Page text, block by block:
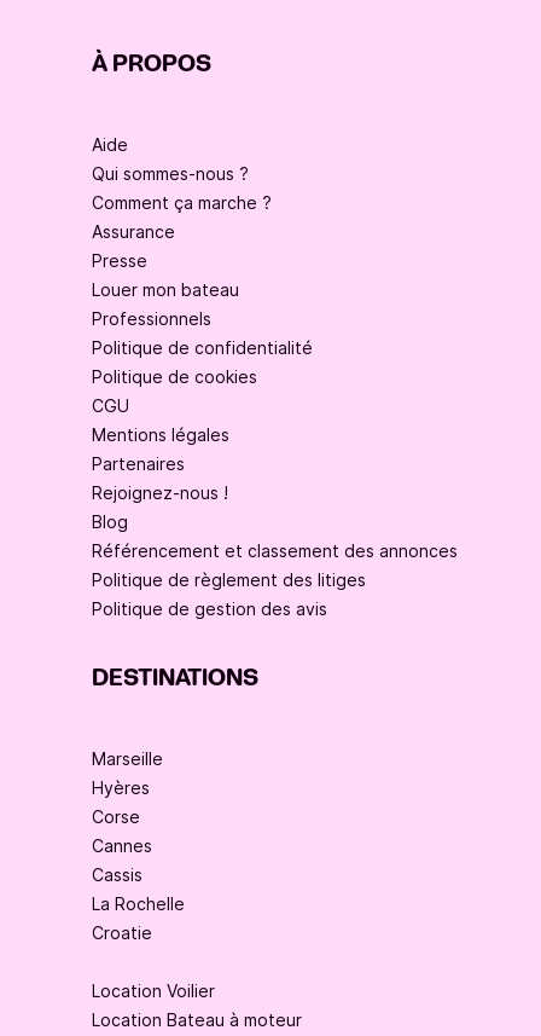
À PROPOS
Aide
Qui sommes-nous ?
Comment ça marche ?
Assurance
Presse
Louer mon bateau
Professionnels
Politique de confidentialité
Politique de cookies
CGU
Mentions légales
Partenaires
Rejoignez-nous !
Blog
Référencement et classement des annonces
Politique de règlement des litiges
Politique de gestion des avis
DESTINATIONS
Marseille
Hyères
Corse
Cannes
Cassis
La Rochelle
Croatie
Location Voilier
Location Bateau à moteur